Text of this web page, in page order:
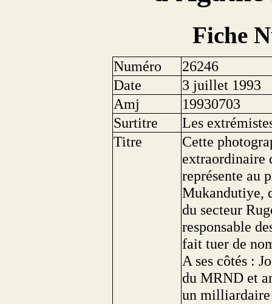
Fiche
Numéro
26246
Date
3 juillet 1993
Amj
19930703
Surtitre
Les
Titre
Cette
extraordinaire
représente au
Mukandutiye,
du secteur
responsable
fait tuer de
A ses côtés :
du MRND et
un milliardaire